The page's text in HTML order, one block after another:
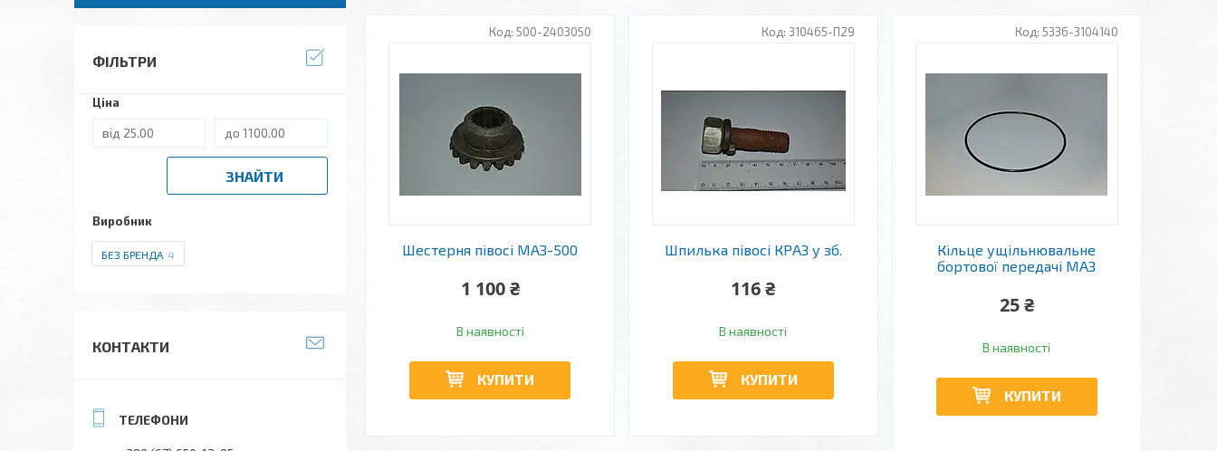
500-2403050
Шестерня півосі МАЗ-500
1 100 ₴
В наявності
КУПИТИ
310465-П29
Шпилька півосі КРАЗ у зб.
116 ₴
В наявності
КУПИТИ
5336-3104140
Кільце ущільнювальне
бортової передачі МАЗ
25 ₴
В наявності
КУПИТИ
ФІЛЬТРИ
Ціна
ЗНАЙТИ
Виробник
БЕЗ БРЕНДА 4
КОНТАКТИ